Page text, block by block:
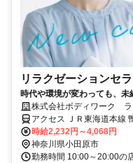
リラクゼーションセ
時代や環境が変わっても、
の仕事。手に職を身につけ
株式会社ボディワーク
アクセス ＪＲ東海道本線
徒歩約29分、ＪＲ御殿場
駅
時給2,232円～4,068円
神奈川県小田原市
勤務時間 10:00～20:00の